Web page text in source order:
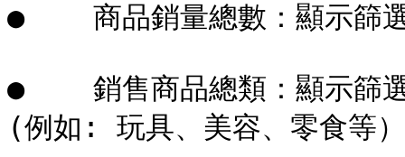
●    商品銷量總數：顯示篩
●    銷售商品總類：顯示篩
(例如: 玩具、美容、零食等